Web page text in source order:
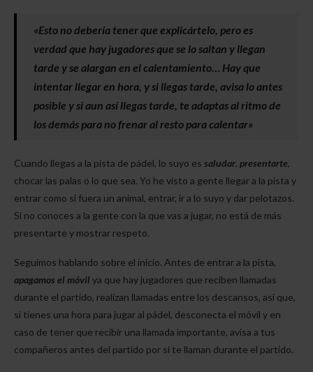
«Esto no debería tener que explicártelo, pero es
verdad que hay jugadores que se lo saltan y llegan
tarde y se alargan en el calentamiento… Hay que
intentar llegar en hora, y si llegas tarde, avisa lo antes
posible y si aun así llegas tarde, te adaptas al ritmo de
los demás para no frenar al resto para calentar»
Cuando llegas a la pista de pádel, lo suyo es saludar, presentarte,
chocar las palas o lo que sea. Yo he visto a gente llegar a la pista y
entrar como si fuera un animal, entrar, ir a lo suyo y dar pelotazos.
Si no conoces a la gente con la que vas a jugar, no está de más
presentarte y mostrar respeto.
Seguimos hablando sobre el inicio. Antes de entrar a la pista,
apagamos el móvil ya que hay jugadores que reciben llamadas
durante el partido, realizan llamadas entre los descansos, así que,
si tienes una hora para jugar al pádel, desconecta el móvil y en
caso de tener que recibir una llamada importante, avisa a tus
compañeros antes del partido por si te llaman durante el partido.